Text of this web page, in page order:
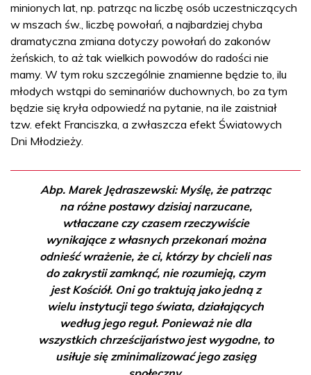
minionych lat, np. patrząc na liczbę osób uczestniczących
w mszach św., liczbę powołań, a najbardziej chyba
dramatyczna zmiana dotyczy powołań do zakonów
żeńskich, to aż tak wielkich powodów do radości nie
mamy. W tym roku szczególnie znamienne będzie to, ilu
młodych wstąpi do seminariów duchownych, bo za tym
będzie się kryła odpowiedź na pytanie, na ile zaistniał
tzw. efekt Franciszka, a zwłaszcza efekt Światowych
Dni Młodzieży.
Abp. Marek Jędraszewski: Myślę, że patrząc
na różne postawy dzisiaj narzucane,
wtłaczane czy czasem rzeczywiście
wynikające z własnych przekonań można
odnieść wrażenie, że ci, którzy by chcieli nas
do zakrystii zamknąć, nie rozumieją, czym
jest Kościół. Oni go traktują jako jedną z
wielu instytucji tego świata, działających
według jego reguł. Ponieważ nie dla
wszystkich chrześcijaństwo jest wygodne, to
usiłuje się zminimalizować jego zasięg